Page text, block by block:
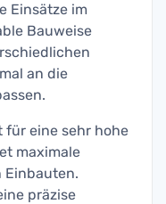
Einsätze im
Bauweise
an die
für eine sehr hohe
maximale
Einbauten.
präzise